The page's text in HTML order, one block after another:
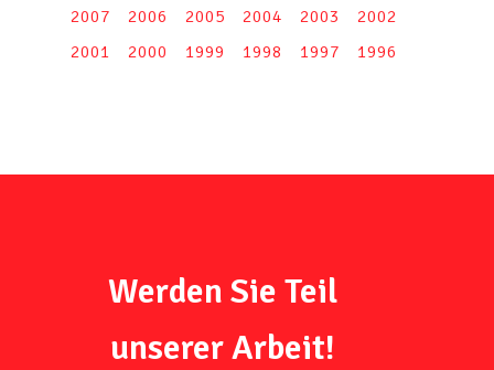
2007
2006 2005 2004 2003
2002
2001
2000 1999 1998 1997 1996
Werden Sie Teil
unserer Arbeit!